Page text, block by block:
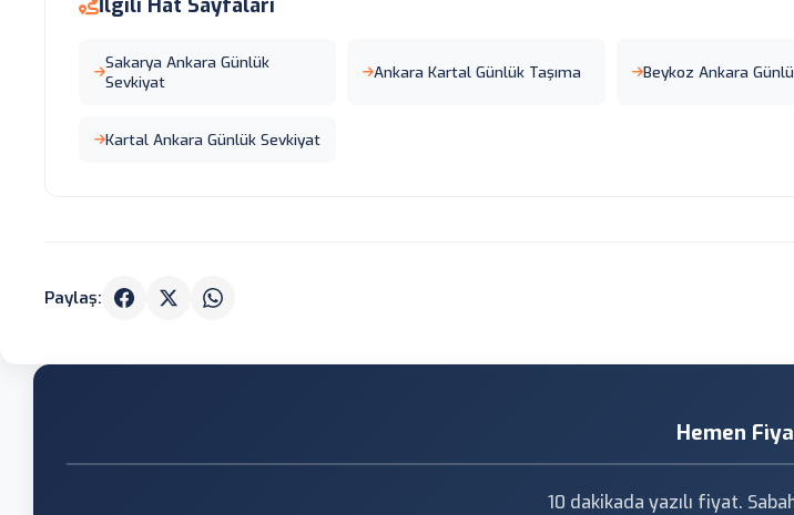
İlgili Hat Sayfaları
Sakarya Ankara Günlük
Sevkiyat
Ankara Kartal Günlük Taşıma Beykoz Ankara
Kartal Ankara Günlük Sevkiyat
Paylaş:
Hemen
10 dakikada yazılı fiyat.